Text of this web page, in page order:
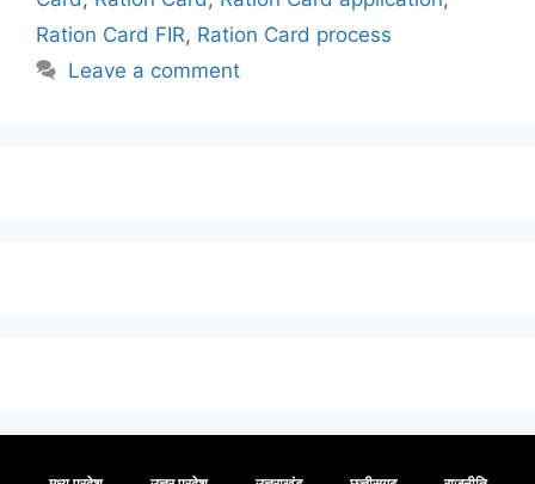
Ration Card FIR, Ration Card process
Leave a comment